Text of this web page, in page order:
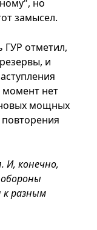
но
замысел.
ГУР отметил,
и
момент нет
мощных
И, конечно,
обороны
разным